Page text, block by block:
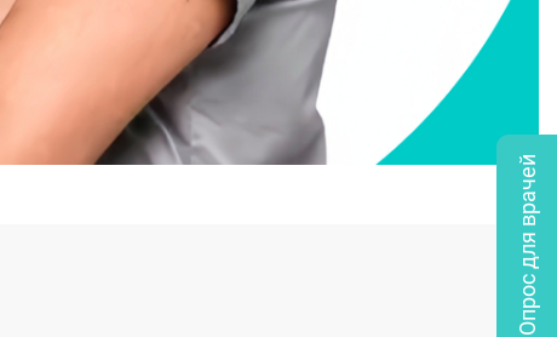
Опрос для врачей